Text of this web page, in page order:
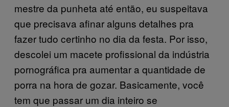
mestre da punheta até então, eu suspeitava
que precisava afinar alguns detalhes pra
fazer tudo certinho no dia da festa. Por isso,
descolei um macete profissional da indústria
pornográfica pra aumentar a quantidade de
porra na hora de gozar. Basicamente, você
tem que passar um dia inteiro se